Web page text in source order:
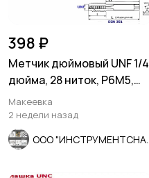
398 ₽
Метчик дюймовый UNF 1/4
дюйма, 28 ниток, Р6М5,
мелкий шаг, 66/26 мм.
Макеевка
2 недели назад